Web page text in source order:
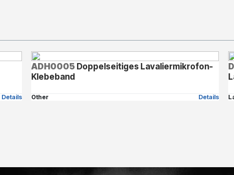
Details
ADH0005 Doppelseitiges Lavaliermikrofon-
Klebeband
Other Details